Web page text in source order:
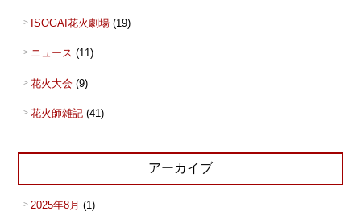
ISOGAI花火劇場(19)
ニュース (11)
花火大会(9)
花火師雑記(41)
アーカイブ
2025年8月 (1)